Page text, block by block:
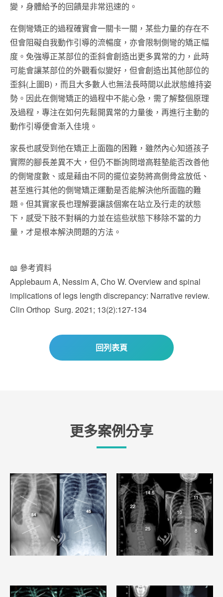
變，身體給予的回饋是非常迅速的。
在側彎矯正的過程確實會一關卡一關，某些力量的存在不
但會阻礙自我動作引導的流暢度，亦會限制側彎的矯正幅
度。免強導正某部位的歪斜會創造出更多異常的力，此時
可能會讓某部位的外觀看似變好，但會創造出其他部位的
歪斜(上圖B)，而且大多數人也無法長時間以此狀態維持姿
勢。因此在側彎矯正的過程中不能心急，需了解整個原理
及過程，專注在如何先鬆開異常的力量後，再進行主動的
動作引導便會漸入佳境。
家長也感受到他在矯正上面臨的困難，雖然內心知道孩子
實際的腳長差異不大，但仍不斷詢問增高鞋墊能否改善他
的側彎度數、或是藉由不同的擺位姿勢將高側骨盆放低、
甚至進行其他的側彎矯正運動是否能解決他所面臨的難
題。但其實家長也理解要讓該個案在站立及行走的狀態
下，感受下肢不對稱的力並在這些狀態下移除不當的力
量，才是根本解決問題的方法。
📖 參考資料
Applebaum A, Nessim A, Cho W. Overview and spinal
implications of legs length discrepancy: Narrative review.
Clin Orthop Surg. 2021; 13(2):127-134
回列表頁
更多案例分享